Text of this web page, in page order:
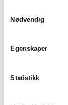
Nødvendig
Egenskaper
Statistikk